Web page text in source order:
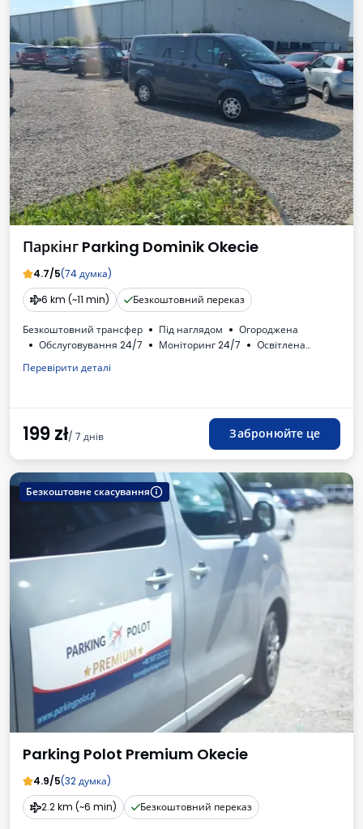
Паркінг Parking Dominik Okecie
4.7/5(74 думка)
6 km (~11 min)
Безкоштовний переказ
Безкоштовний трансфер Під наглядом
Огороджена
Обслуговування 24/7
Моніторинг 24/7
Oсвітлена
Перевірити деталі
199zł/ 7 днів Забронюйте це
Безкоштовне скасування
Parking Polot Premium Okecie
4.9/5(32 думка)
2.2 km (~6 min)
Безкоштовний переказ